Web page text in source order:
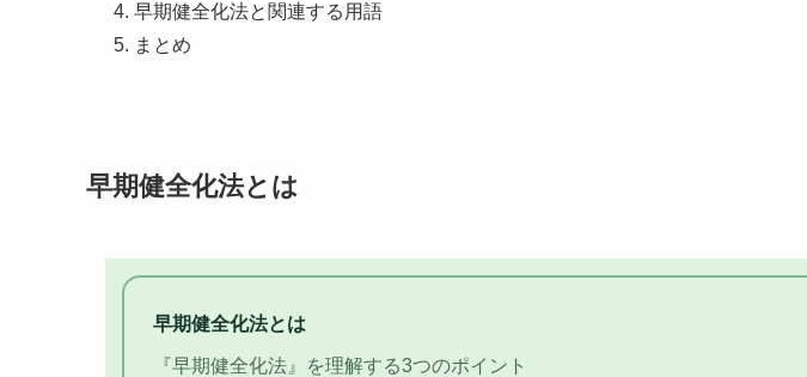
早期健全化法と関連する用語
まとめ
早期健全化法とは
早期健全化法とは
『早期健全化法』を理解する3つのポイント